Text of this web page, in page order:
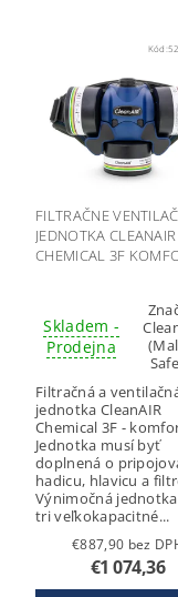
Kód:
FILTRAČNE
JEDNOTKA CLEANAIR
CHEMICAL 3F
Skladem -
Prodejna
Filtračná a
jednotka CleanAIR
Chemical 3F -
Jednotka musí byť
doplnená o
hadicu, hlavicu a
Výnimočná
tri veľkokapacitné...
€887,90 bez
€1 074,36